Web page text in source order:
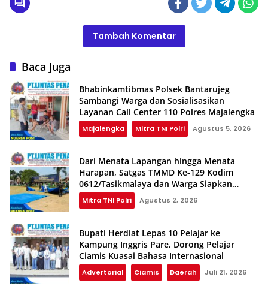
Tambah Komentar
Baca Juga
Bhabinkamtibmas Polsek Bantarujeg
Sambangi Warga dan Sosialisasikan
Layanan Call Center 110 Polres Majalengka
Majalengka Mitra TNI Polri Agustus 5, 2026
Dari Menata Lapangan hingga Menata
Harapan, Satgas TMMD Ke-129 Kodim
0612/Tasikmalaya dan Warga Siapkan
Shalat Istisqa
Mitra TNI Polri Agustus 2, 2026
Bupati Herdiat Lepas 10 Pelajar ke
Kampung Inggris Pare, Dorong Pelajar
Ciamis Kuasai Bahasa Internasional
Advertorial Ciamis Daerah Juli 21, 2026